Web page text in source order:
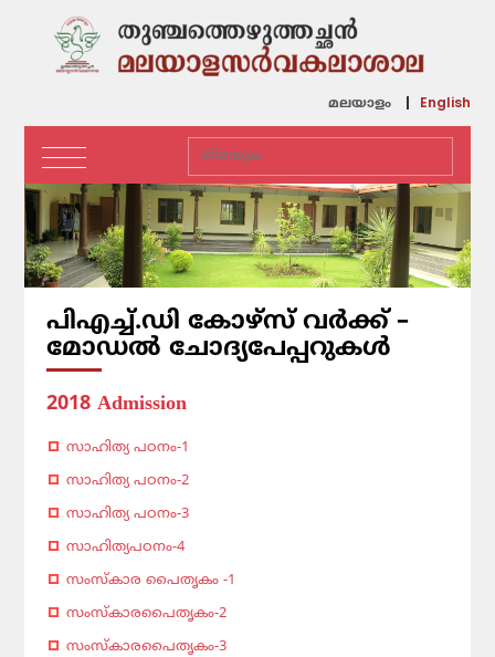
മലയാളം English
പിഎച്ച്.ഡി കോഴ്‌സ് വർക്ക് –
മോഡൽ ചോദ്യപേപ്പറുകൾ
2018 Admission
സാഹിത്യ പഠനം-1
സാഹിത്യ പഠനം-2
സാഹിത്യ പഠനം-3
സാഹിത്യപഠനം-4
സംസ്കാര പൈതൃകം -1
സംസ്കാരപൈതൃകം-2
സംസ്കാരപൈതൃകം-3